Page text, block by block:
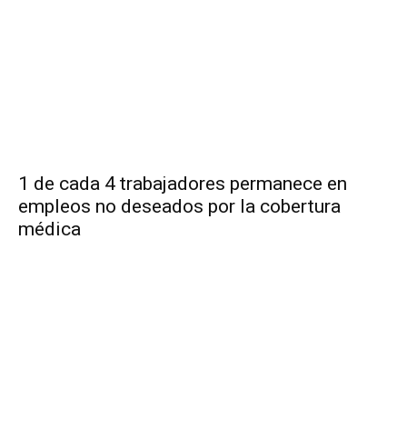
1 de cada 4 trabajadores permanece en
empleos no deseados por la cobertura
médica